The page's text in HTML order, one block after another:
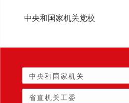
中央和国家机关党校
中央和国家机关
省直机关工委